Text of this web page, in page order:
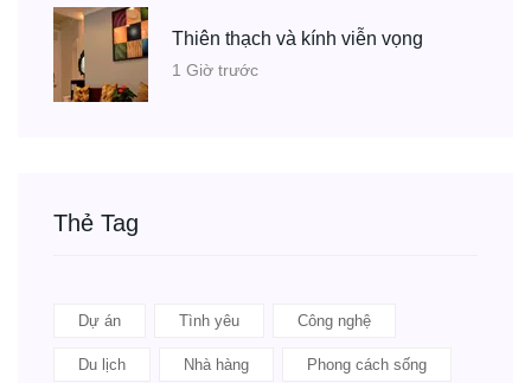
Thiên thạch và kính viễn vọng
1 Giờ trước
Thẻ Tag
Dự án Tình yêu Công nghệ
Du lịch Nhà hàng Phong cách sống